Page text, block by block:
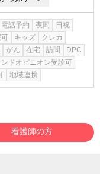
電話予約 夜間
日祝
可 キッズ
クレカ
がん 在宅 訪問
DPC
ンドオピニオン受診可
地域連携
看護師の方